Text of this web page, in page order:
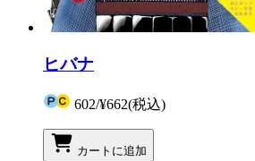
ヒバナ
602/¥662(税込)
カートに追加